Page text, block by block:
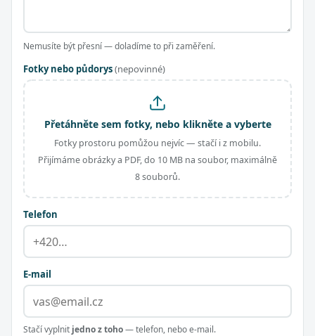
Nemusíte být přesní — doladíme to při zaměření.
Fotky nebo půdorys(nepovinné)
Přetáhněte sem fotky, nebo klikněte a vyberte
Fotky prostoru pomůžou nejvíc — stačí i z mobilu.
Přijímáme obrázky a PDF, do 10 MB na soubor, maximálně
8 souborů.
Telefon
E-mail
Stačí vyplnit jedno z toho— telefon, nebo e-mail.